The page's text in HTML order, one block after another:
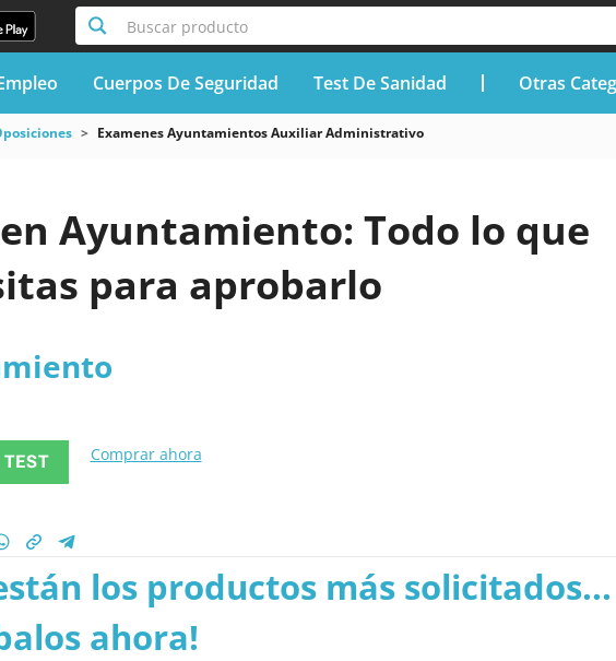
Buscar producto
Cuerpos De Seguridad Test De Sanidad Otras
Examenes Ayuntamientos Auxiliar Administrativo
Ayuntamiento: Todo lo que
para aprobarlo
Comprar ahora
los productos más solicitados...
ahora!